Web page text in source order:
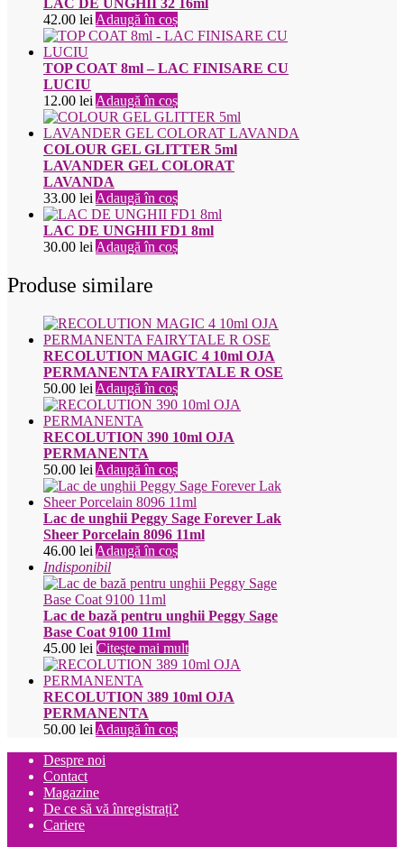
LAC DE UNGHII 32 16ml
42.00 leiAdaugă în coș
TOP COAT 8ml – LAC FINISARE CU
LUCIU
12.00 leiAdaugă în coș
COLOUR GEL GLITTER 5ml
LAVANDER GEL COLORAT
LAVANDA
33.00 leiAdaugă în coș
LAC DE UNGHII FD1 8ml
30.00 leiAdaugă în coș
Produse similare
RECOLUTION MAGIC 4 10ml OJA
PERMANENTA FAIRYTALE R OSE
50.00 lei Adaugă în coș
RECOLUTION 390 10ml OJA
PERMANENTA
50.00 lei Adaugă în coș
Lac de unghii Peggy Sage Forever Lak
Sheer Porcelain 8096 11ml
46.00 lei Adaugă în coș
Indisponibil
Lac de bază pentru unghii Peggy Sage
Base Coat 9100 11ml
45.00 lei Citește mai mult
RECOLUTION 389 10ml OJA
PERMANENTA
50.00 lei Adaugă în coș
Despre noi
Contact
Magazine
De ce să vă înregistrați?
Cariere